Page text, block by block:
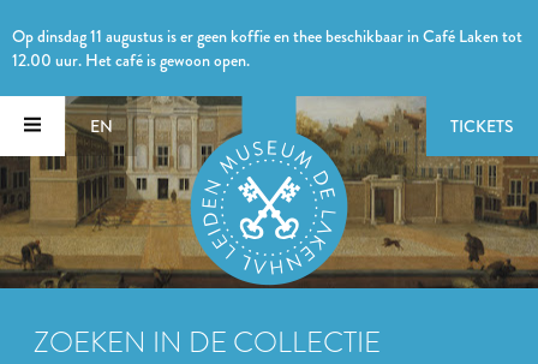
Op dinsdag 11 augustus is er geen koffie en thee beschikbaar in Café Laken tot
12.00 uur. Het café is gewoon open.
EN TICKETS
ZOEKEN IN DE COLLECTIE